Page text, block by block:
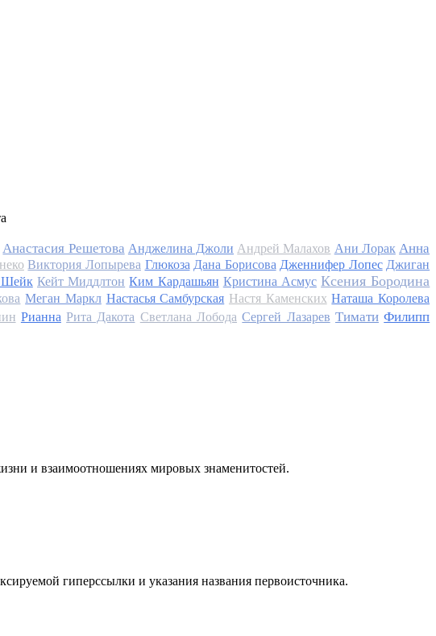
Анастасия Решетова Анджелина Джоли Андрей Малахов Ани Лорак Анна
Виктория Лопырева Глюкоза Дана Борисова Дженнифер Лопес Джиган
Кейт Миддлтон Ким Кардашьян Кристина Асмус Ксения Бородина
Меган Маркл Настасья Самбурская Настя Каменских Наташа Королева
Рианна Рита Дакота Светлана Лобода Сергей Лазарев Тимати Филипп
и взаимоотношениях мировых знаменитостей.
гиперссылки и указания названия первоисточника.